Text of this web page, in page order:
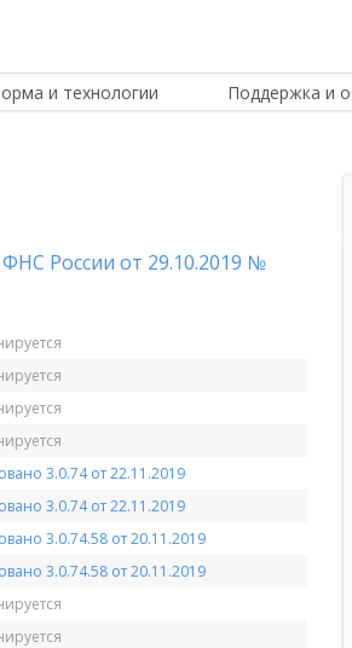
и технологии Поддержка и
России от 29.10.2019 №
3.0.74 от 22.11.2019
3.0.74 от 22.11.2019
3.0.74.58 от 20.11.2019
3.0.74.58 от 20.11.2019